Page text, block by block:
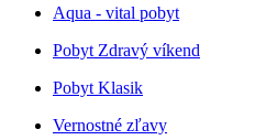
Aqua - vital pobyt
Pobyt Zdravý víkend
Pobyt Klasik
Vernostné zľavy